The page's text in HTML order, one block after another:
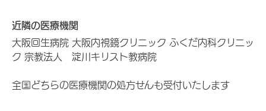
近隣の医療機関
大阪回生病院 大阪内視鏡クリニック ふくだ内科クリニッ
ク 宗教法人 淀川キリスト教病院
全国どちらの医療機関の処方せんも受付いたします